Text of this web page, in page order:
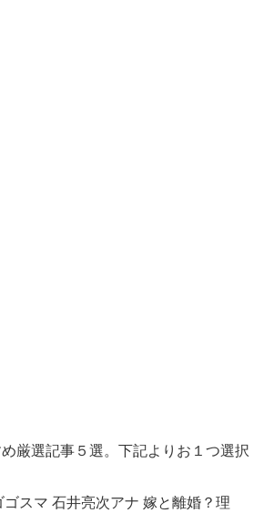
厳選記事５選。下記よりお１つ選択
ゴスマ 石井亮次アナ 嫁と離婚？理